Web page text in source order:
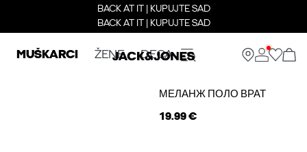
BACK AT IT | KUPUJTE SAD
BACK AT IT | KUPUJTE SAD
MUŠKARCI ŽENE DECA
МЕЛАНЖ ПОЛО ВРАТ
19.99 €